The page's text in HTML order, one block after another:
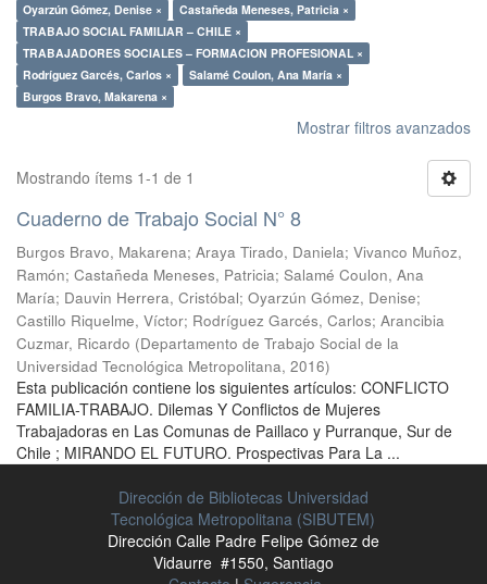
Oyarzún Gómez, Denise ×
Castañeda Meneses, Patricia ×
TRABAJO SOCIAL FAMILIAR – CHILE ×
TRABAJADORES SOCIALES – FORMACION PROFESIONAL ×
Rodríguez Garcés, Carlos ×
Salamé Coulon, Ana María ×
Burgos Bravo, Makarena ×
Mostrar filtros avanzados
Mostrando ítems 1-1 de 1
Cuaderno de Trabajo Social N° 8
Burgos Bravo, Makarena; Araya Tirado, Daniela; Vivanco Muñoz,
Ramón; Castañeda Meneses, Patricia; Salamé Coulon, Ana
María; Dauvin Herrera, Cristóbal; Oyarzún Gómez, Denise;
Castillo Riquelme, Víctor; Rodríguez Garcés, Carlos; Arancibia
Cuzmar, Ricardo (Departamento de Trabajo Social de la
Universidad Tecnológica Metropolitana, 2016)
Esta publicación contiene los siguientes artículos: CONFLICTO
FAMILIA-TRABAJO. Dilemas Y Conflictos de Mujeres
Trabajadoras en Las Comunas de Paillaco y Purranque, Sur de
Chile ; MIRANDO EL FUTURO. Prospectivas Para La ...
Dirección de Bibliotecas Universidad
Tecnológica Metropolitana (SIBUTEM)
Dirección Calle Padre Felipe Gómez de
Vidaurre #1550, Santiago